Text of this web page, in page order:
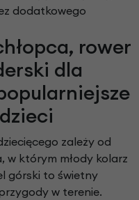
dodatkowego
rower
dla
zależy od
w którym młody kolarz
górski to świetny
w terenie.